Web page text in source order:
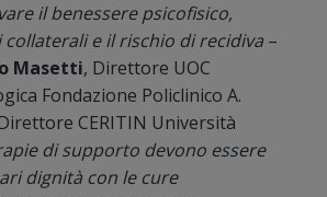
il benessere psicofisico,
e il rischio di recidiva–
Masetti, Direttore UOC
Fondazione Policlinico A.
CERITIN Università
di supporto devono essere
dignità con le cure